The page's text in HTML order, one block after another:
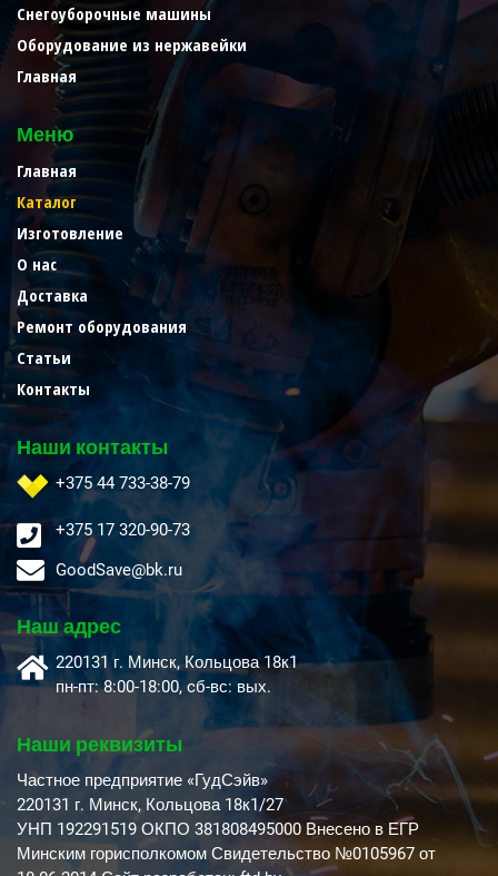
Снегоуборочные машины
Оборудование из нержавейки
Главная
Меню
Главная
Каталог
Изготовление
О нас
Доставка
Ремонт оборудования
Статьи
Контакты
Наши контакты
+375 44 733-38-79
+375 17 320-90-73
GoodSave@bk.ru
Наш адрес
220131 г. Минск, Кольцова 18к1
пн-пт: 8:00-18:00, cб-вс: вых.
Наши реквизиты
Частное предприятие «ГудСэйв»
220131 г. Минск, Кольцова 18к1/27
УНП 192291519 ОКПО 381808495000 Внесено в ЕГР
Минским горисполкомом Свидетельство №0105967 от